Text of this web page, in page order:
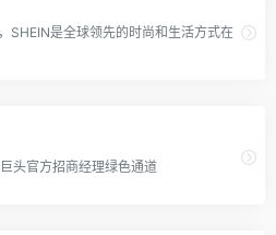
SHEIN是全球领先的时尚和生活方式在
头官方招商经理绿色通道